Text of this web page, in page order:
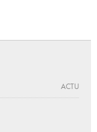
ACTU